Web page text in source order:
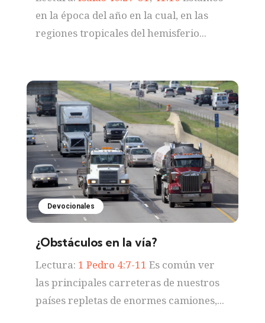
en la época del año en la cual, en las
regiones tropicales del hemisferio...
Devocionales
¿Obstáculos en la vía?
Lectura: 1 Pedro 4:7-11 Es común ver
las principales carreteras de nuestros
países repletas de enormes camiones,...